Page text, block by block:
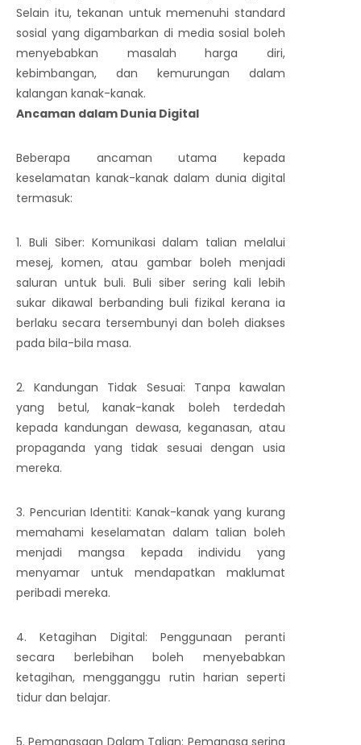
Selain itu, tekanan untuk memenuhi standard
sosial yang digambarkan di media sosial boleh
menyebabkan masalah harga diri,
kebimbangan, dan kemurungan dalam
kalangan kanak-kanak.
Ancaman dalam Dunia Digital
Beberapa ancaman utama kepada
keselamatan kanak-kanak dalam dunia digital
termasuk:
1. Buli Siber: Komunikasi dalam talian melalui
mesej, komen, atau gambar boleh menjadi
saluran untuk buli. Buli siber sering kali lebih
sukar dikawal berbanding buli fizikal kerana ia
berlaku secara tersembunyi dan boleh diakses
pada bila-bila masa.
2. Kandungan Tidak Sesuai: Tanpa kawalan
yang betul, kanak-kanak boleh terdedah
kepada kandungan dewasa, keganasan, atau
propaganda yang tidak sesuai dengan usia
mereka.
3. Pencurian Identiti: Kanak-kanak yang kurang
memahami keselamatan dalam talian boleh
menjadi mangsa kepada individu yang
menyamar untuk mendapatkan maklumat
peribadi mereka.
4. Ketagihan Digital: Penggunaan peranti
secara berlebihan boleh menyebabkan
ketagihan, mengganggu rutin harian seperti
tidur dan belajar.
5. Pemangsaan Dalam Talian: Pemangsa sering